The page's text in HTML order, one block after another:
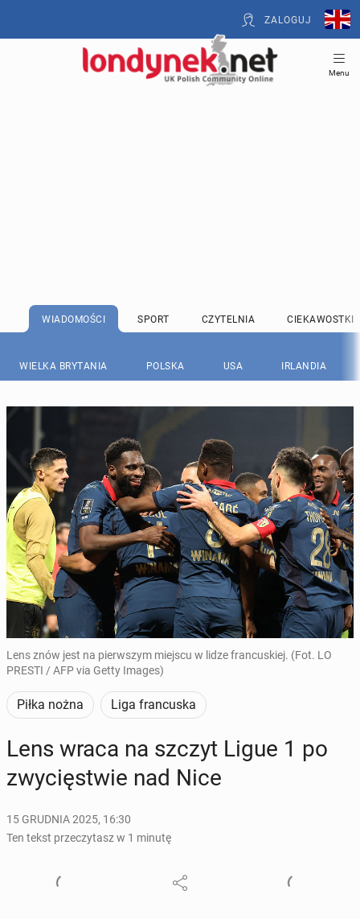
ZALOGUJ
Menu
WIADOMOŚCI SPORT CZYTELNIA CIEKAWOSTKI
WIELKA BRYTANIA POLSKA USA IRLANDIA
Lens znów jest na pierwszym miejscu w lidze francuskiej. (Fot. LO
PRESTI / AFP via Getty Images)
Piłka nożna Liga francuska
Lens wraca na szczyt Ligue 1 po
zwy­cię­stwie nad Nice
15 GRUDNIA 2025, 16:30
Ten tekst przeczytasz w 1 minutę